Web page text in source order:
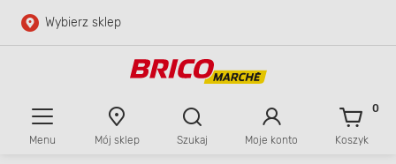
Przejdź do głównej zawartości
Wybierz sklep
Menu Mój sklep Szukaj Moje konto Koszyk
0